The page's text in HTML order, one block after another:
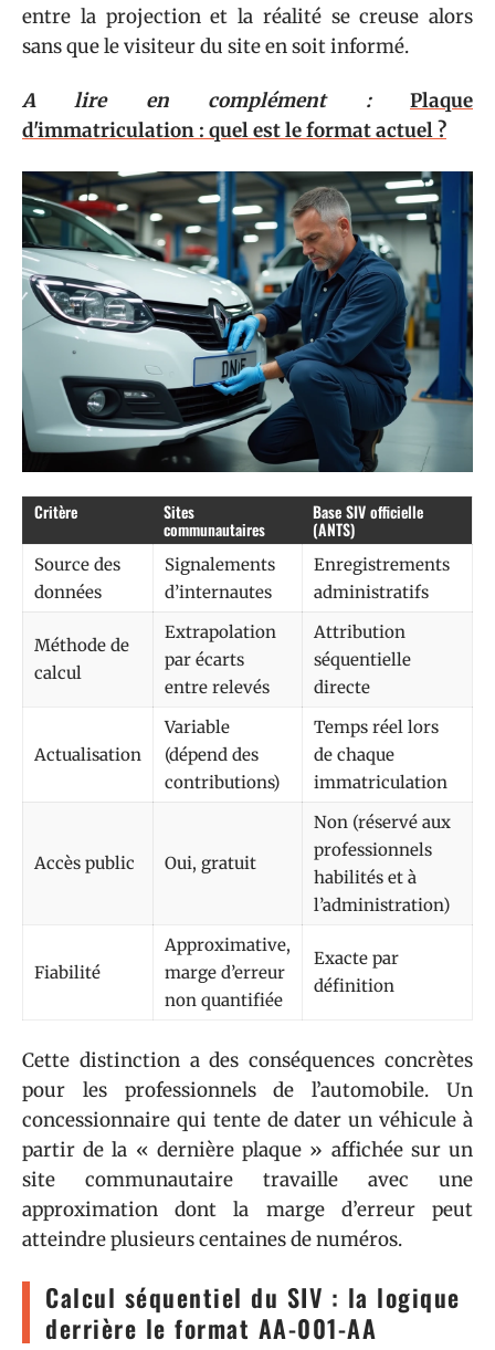
entre la projection et la réalité se creuse alors
sans que le visiteur du site en soit informé.
A lire en complément :
Plaque
d'immatriculation : quel est le format actuel ?
Critère Sites
communautaires
Base SIV officielle
(ANTS)
Source des
données
Signalements
d’internautes
Enregistrements
administratifs
Méthode de
calcul
Extrapolation
par écarts
entre relevés
Attribution
séquentielle
directe
Actualisation
Variable
(dépend des
contributions)
Temps réel lors
de chaque
immatriculation
Accès public Oui, gratuit
Non (réservé aux
professionnels
habilités et à
l’administration)
Fiabilité
Approximative,
marge d’erreur
non quantifiée
Exacte par
définition
Cette distinction a des conséquences concrètes
pour les professionnels de l’automobile. Un
concessionnaire qui tente de dater un véhicule à
partir de la « dernière plaque » affichée sur un
site communautaire travaille avec une
approximation dont la marge d’erreur peut
atteindre plusieurs centaines de numéros.
Calcul séquentiel du SIV : la logique
derrière le format AA-001-AA